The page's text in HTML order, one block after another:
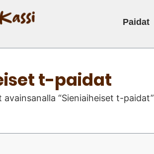
Paidat
t-paidat
“Sieniaiheiset t-paidat”